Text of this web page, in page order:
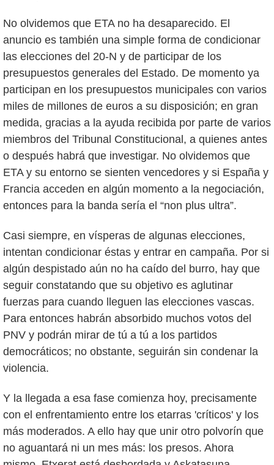
No olvidemos que ETA no ha desaparecido. El
anuncio es también una simple forma de condicionar
las elecciones del 20-N y de participar de los
presupuestos generales del Estado. De momento ya
participan en los presupuestos municipales con varios
miles de millones de euros a su disposición; en gran
medida, gracias a la ayuda recibida por parte de varios
miembros del Tribunal Constitucional, a quienes antes
o después habrá que investigar. No olvidemos que
ETA y su entorno se sienten vencedores y si España y
Francia acceden en algún momento a la negociación,
entonces para la banda sería el “non plus ultra”.
Casi siempre, en vísperas de algunas elecciones,
intentan condicionar éstas y entrar en campaña. Por si
algún despistado aún no ha caído del burro, hay que
seguir constatando que su objetivo es aglutinar
fuerzas para cuando lleguen las elecciones vascas.
Para entonces habrán absorbido muchos votos del
PNV y podrán mirar de tú a tú a los partidos
democráticos; no obstante, seguirán sin condenar la
violencia.
Y la llegada a esa fase comienza hoy, precisamente
con el enfrentamiento entre los etarras 'críticos' y los
más moderados. A ello hay que unir otro polvorín que
no aguantará ni un mes más: los presos. Ahora